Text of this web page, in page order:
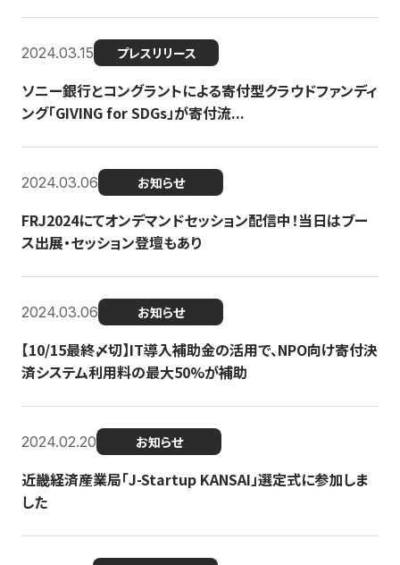
2024.03.15 プレスリリース
ソニー銀行とコングラントによる寄付型クラウドファンディ
ング「GIVING for SDGs」が寄付流...
2024.03.06 お知らせ
FRJ2024にてオンデマンドセッション配信中！当日はブー
ス出展・セッション登壇もあり
2024.03.06 お知らせ
【10/15最終〆切】IT導入補助金の活用で、NPO向け寄付決
済システム利用料の最大50%が補助
2024.02.20 お知らせ
近畿経済産業局「J-Startup KANSAI」選定式に参加しま
した